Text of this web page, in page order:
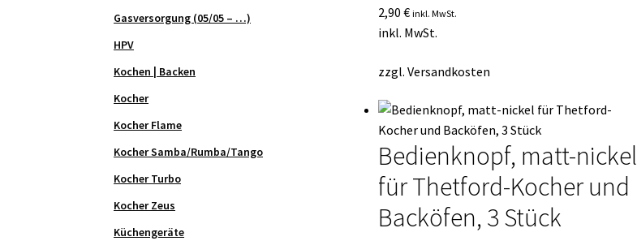
2,90 € inkl. MwSt.
inkl. MwSt.
zzgl. Versandkosten
Bedienknopf, matt-nickel
für Thetford-Kocher und
Backöfen, 3 Stück
Gasversorgung (05/05 – …)
HPV
Kochen | Backen
Kocher
Kocher Flame
Kocher Samba/Rumba/Tango
Kocher Turbo
Kocher Zeus
Küchengeräte